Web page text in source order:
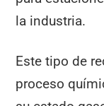
la industria.
Este tipo de
proceso